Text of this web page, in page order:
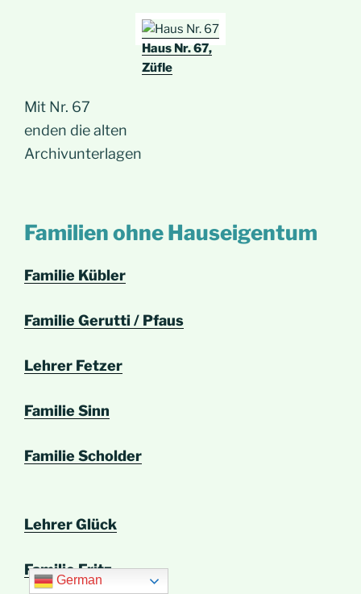
Haus Nr. 67,
Züfle
Mit Nr. 67
enden die alten
Archivunterlagen
Familien ohne Hauseigentum
Familie Kübler
Familie Gerutti / Pfaus
Lehrer Fetzer
Familie Sinn
Familie Scholder
Lehrer Glück
Familie Fritz
German